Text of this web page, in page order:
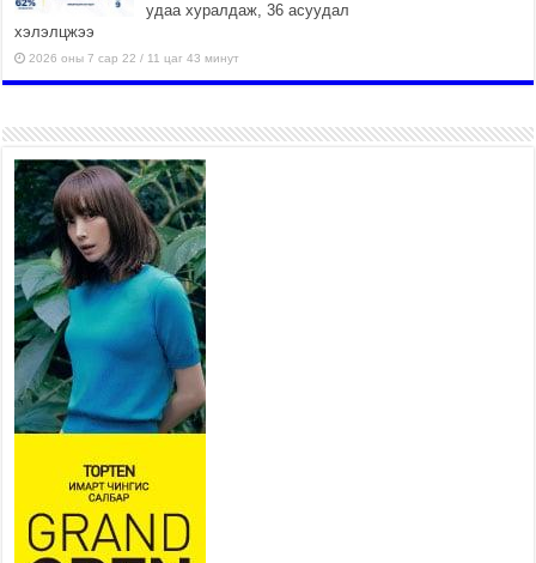
удаа хуралдаж, 36 асуудал
хэлэлцжээ
2026 оны 7 сар 22 / 11 цаг 43 минут
боломжтой-Хүүхэд хөгжүүлэх
төв” байгуулах төсөлд төр,
хувийн хэвшлийн түншлэлийн хүрээнд хамтран
ажиллахыг урьж байна
2026 оны 7 сар 22 / 9 цаг 28 минут
Б.Пүрэвдагва: “Урт цагаан”-ыг
залуучууд чөлөөт цагаа
өнгөрүүлдэг, жуулчид зорьж
ирдэг цэг болгоно
2026 оны 7 сар 21 / 16 цаг 47 минут
Тусгай замын автобус /BRT/ төслийн удирдах
хорооны ээлжит хуралдаан боллоо
Ерөнхий сайд Н.Учрал БНХАУ-аас Монгол Улсад
суугаа Элчин сайд Шэнь Миньжюанийг хүлээн
авч уулзав
2026 оны 7 сар 21 / 16 цаг 39 минут